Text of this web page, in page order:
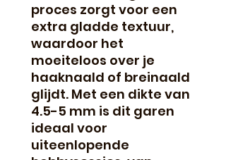
proces zorgt voor een
extra gladde textuur,
waardoor het
moeiteloos over je
haaknaald of breinaald
glijdt. Met een dikte van
4.5-5 mm is dit garen
ideaal voor
uiteenlopende